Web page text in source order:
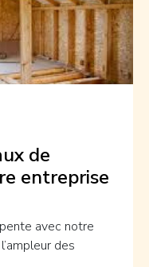
de
entreprise
avec notre
des